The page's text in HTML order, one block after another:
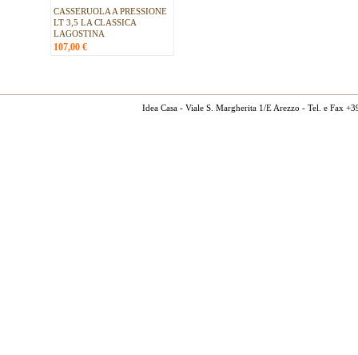
CASSERUOLA A PRESSIONE
LT 3,5 LA CLASSICA
LAGOSTINA
107,00 €
Idea Casa - Viale S. Margherita 1/E Arezzo - Tel. e Fax